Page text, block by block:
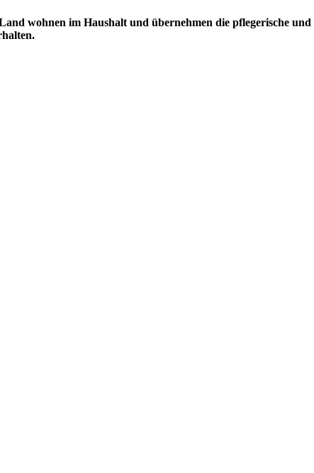
wohnen im Haushalt und übernehmen die pflegerische